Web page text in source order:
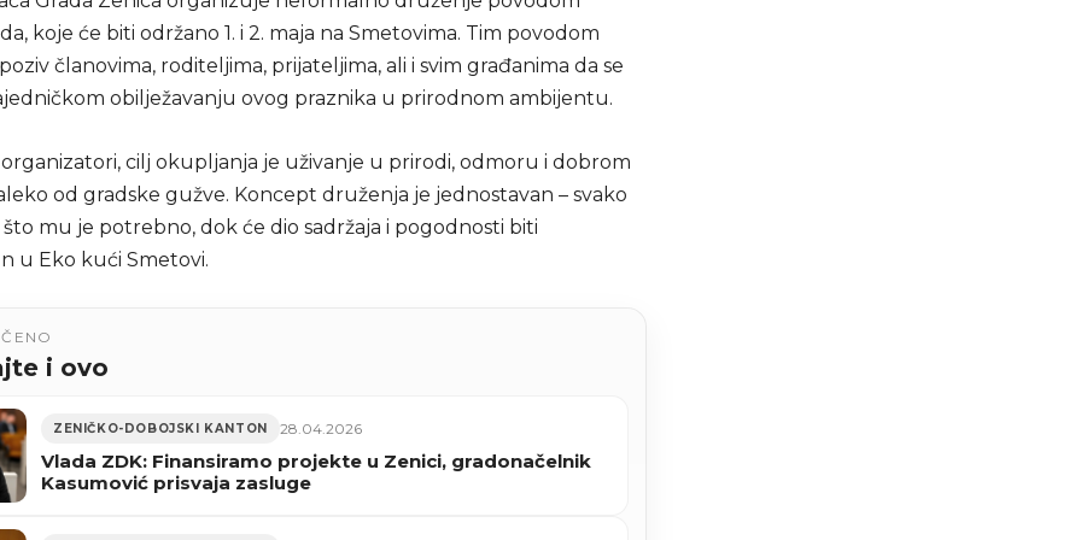
koje će biti održano 1. i 2. maja na Smetovima. Tim povodom
članovima, roditeljima, prijateljima, ali i svim građanima da se
obilježavanju ovog praznika u prirodnom ambijentu.
cilj okupljanja je uživanje u prirodi, odmoru i dobrom
od gradske gužve. Koncept druženja je jednostavan – svako
mu je potrebno, dok će dio sadržaja i pogodnosti biti
u Eko kući Smetovi.
i ovo
ZENIČKO-DOBOJSKI KANTON 28.04.2026
Vlada ZDK: Finansiramo projekte u Zenici, gradonačelnik
Kasumović prisvaja zasluge